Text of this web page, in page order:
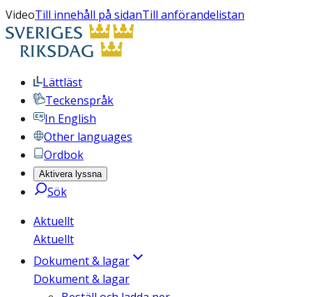
VideoTill innehåll på sidanTill anförandelistan
Lättläst
Teckenspråk
In English
Other languages
Ordbok
Aktivera lyssna
Sök
Aktuellt
Aktuellt
Dokument & lagar
Dokument & lagar